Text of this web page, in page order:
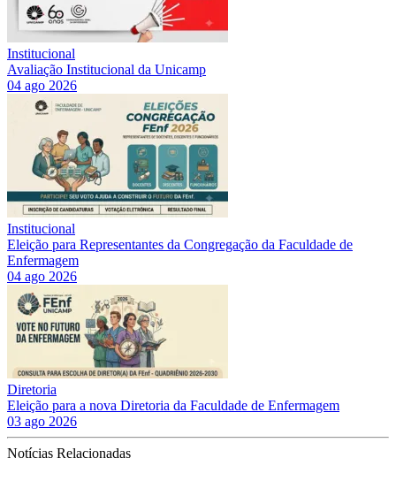
Institucional
Avaliação Institucional da Unicamp
04 ago 2026
Institucional
Eleição para Representantes da Congregação da Faculdade de
Enfermagem
04 ago 2026
Diretoria
Eleição para a nova Diretoria da Faculdade de Enfermagem
03 ago 2026
Notícias Relacionadas